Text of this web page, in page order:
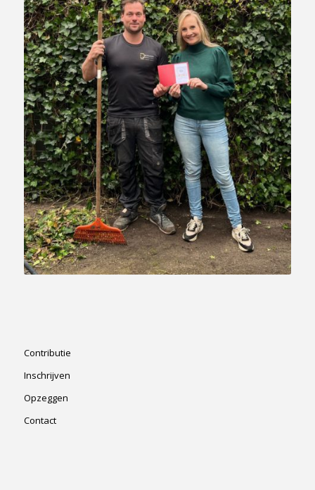
Contributie
Inschrijven
Opzeggen
Contact